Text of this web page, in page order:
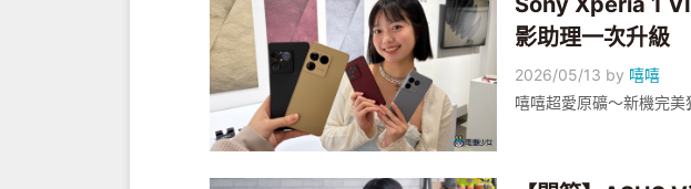
影助理一次升級
2026/05/13 by 嘻嘻
嘻嘻超愛原礦～新機完美